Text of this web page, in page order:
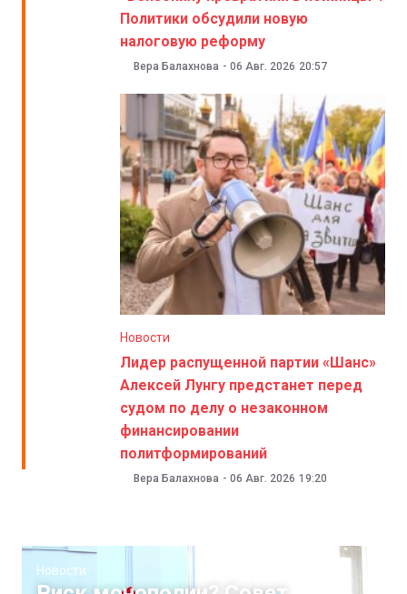
Политики обсудили новую
налоговую реформу
Вера Балахнова - 06 Авг. 2026 20:57
Новости
Лидер распущенной партии «Шанс»
Алексей Лунгу предстанет перед
судом по делу о незаконном
финансировании
политформирований
Вера Балахнова - 06 Авг. 2026 19:20
Новости